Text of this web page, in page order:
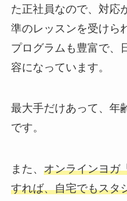
た正社員なので、対応
準のレッスンを受けら
プログラムも豊富で、
容になっています。
最大手だけあって、年
です。
また、 オンラインヨガ
すれば、自宅でもスタ